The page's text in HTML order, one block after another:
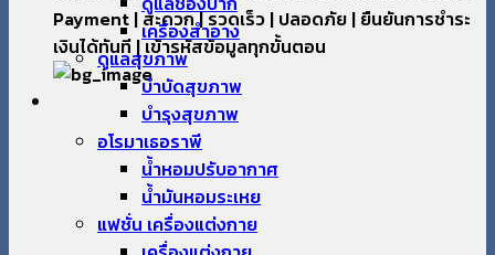
Payment | สะดวก | รวดเร็ว | ปลอดภัย | ยืนยันการชำระ
เงินได้ทันที | เข้ารหัสข้อมูลทุกขั้นตอน
เครื่องสำอาง
ดูแลสุขภาพ
บำบัดสุขภาพ
บำรุงสุขภาพ
อโรมาเธอราพี
น้ำหอมปรับอากาศ
น้ำมันหอมระเหย
แฟชั่น เครื่องแต่งกาย